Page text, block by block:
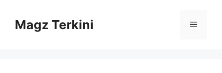
contentMagz Terkini Menu